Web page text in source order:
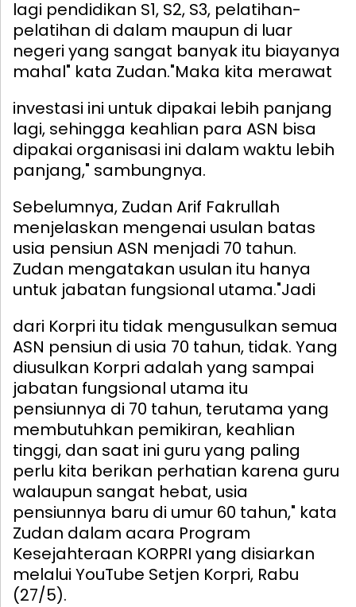
lagi pendidikan S1, S2, S3, pelatihan-
pelatihan di dalam maupun di luar
negeri yang sangat banyak itu biayanya
mahal" kata Zudan."Maka kita merawat
investasi ini untuk dipakai lebih panjang
lagi, sehingga keahlian para ASN bisa
dipakai organisasi ini dalam waktu lebih
panjang," sambungnya.
Sebelumnya, Zudan Arif Fakrullah
menjelaskan mengenai usulan batas
usia pensiun ASN menjadi 70 tahun.
Zudan mengatakan usulan itu hanya
untuk jabatan fungsional utama."Jadi
dari Korpri itu tidak mengusulkan semua
ASN pensiun di usia 70 tahun, tidak. Yang
diusulkan Korpri adalah yang sampai
jabatan fungsional utama itu
pensiunnya di 70 tahun, terutama yang
membutuhkan pemikiran, keahlian
tinggi, dan saat ini guru yang paling
perlu kita berikan perhatian karena guru
walaupun sangat hebat, usia
pensiunnya baru di umur 60 tahun," kata
Zudan dalam acara Program
Kesejahteraan KORPRI yang disiarkan
melalui YouTube Setjen Korpri, Rabu
(27/5).